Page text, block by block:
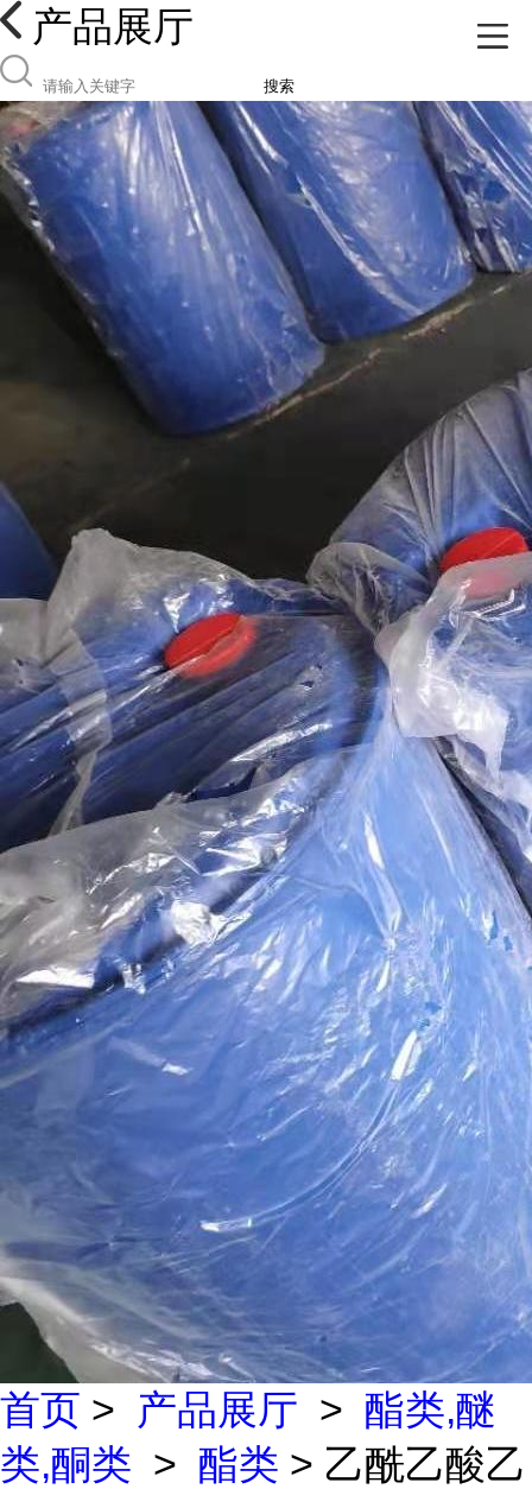
产品展厅
搜索
首页 > 产品展厅 > 酯类,醚
类,酮类 > 酯类 > 乙酰乙酸乙